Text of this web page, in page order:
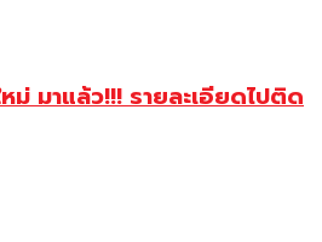
ม่ มาแล้ว!!! รายละเอียดไปติด